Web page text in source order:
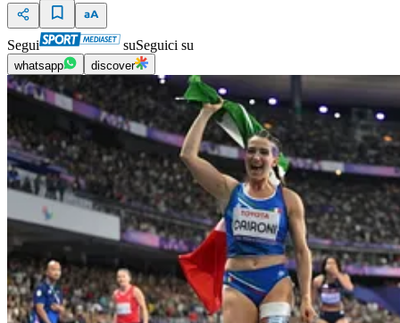
Segui suSeguici su
whatsapp discover